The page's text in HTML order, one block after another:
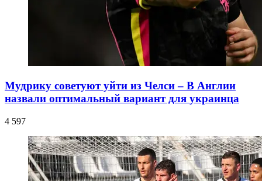
Мудрику советуют уйти из Челси – В Англии
назвали оптимальный вариант для украинца
4 597